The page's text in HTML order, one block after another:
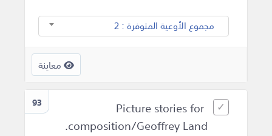
مجموع الأوعية المتوفرة : 2
معاينة
93
Picture stories for
composition/Geoffrey Land.